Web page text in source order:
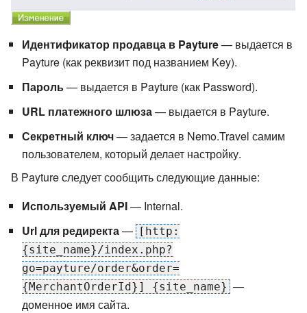
Идентификатор продавца в Payture— выдается в
Payture (как реквизит под названием Key).
Пароль— выдается в Payture (как Password).
URL платежного шлюза— выдается в Payture.
Секретный ключ— задается в Nemo.Travel самим
пользователем, который делает настройку.
В Payture следует сообщить следующие данные:
Используемый API— Internal.
Url для редиректа— [http:
{site_name}/index.php?
go=payture/order&order=
{MerchantOrderId}] {site_name} —
доменное имя сайта.